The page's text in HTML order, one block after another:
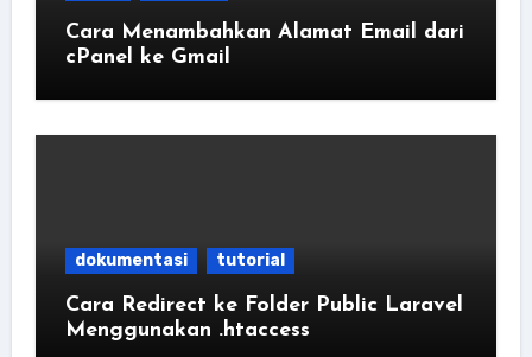
Cara Menambahkan Alamat Email dari
cPanel ke Gmail
dokumentasi tutorial
Cara Redirect ke Folder Public Laravel
Menggunakan .htaccess